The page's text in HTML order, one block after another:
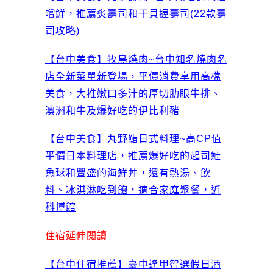
嚐鮮，推薦炙壽司和干貝握壽司(22款壽
司攻略)
【台中美食】牧島燒肉~台中知名燒肉名
店全新菜單新登場，平價消費享用高檔
美食，大推嫩口多汁的厚切肋眼牛排、
澳洲和牛及爆好吃的伊比利豬
【台中美食】丸野鮨日式料理~高CP值
平價日本料理店，推薦爆好吃的起司鮭
魚球和豐盛的海鮮丼，還有熱湯、飲
料、冰淇淋吃到飽，適合家庭聚餐，近
科博館
住宿延伸閱讀
【台中住宿推薦】臺中逢甲智選假日酒